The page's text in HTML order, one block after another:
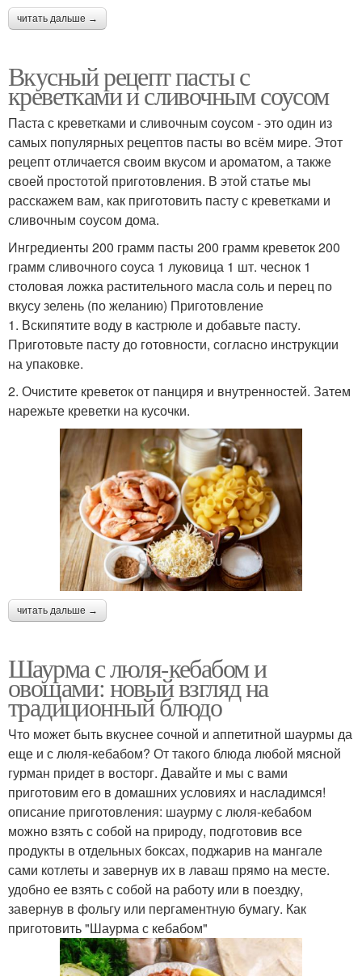
читать дальше →
Вкусный рецепт пасты с
креветками и сливочным соусом
Паста с креветками и сливочным соусом - это один из
самых популярных рецептов пасты во всём мире. Этот
рецепт отличается своим вкусом и ароматом, а также
своей простотой приготовления. В этой статье мы
расскажем вам, как приготовить пасту с креветками и
сливочным соусом дома.
Ингредиенты 200 грамм пасты 200 грамм креветок 200
грамм сливочного соуса 1 луковица 1 шт. чеснок 1
столовая ложка растительного масла соль и перец по
вкусу зелень (по желанию) Приготовление
1. Вскипятите воду в кастрюле и добавьте пасту.
Приготовьте пасту до готовности, согласно инструкции
на упаковке.
2. Очистите креветок от панциря и внутренностей. Затем
нарежьте креветки на кусочки.
читать дальше →
Шаурма с люля-кебабом и
овощами: новый взгляд на
традиционный блюдо
Что может быть вкуснее сочной и аппетитной шаурмы да
еще и с люля-кебабом? От такого блюда любой мясной
гурман придет в восторг. Давайте и мы с вами
приготовим его в домашних условиях и насладимся!
описание приготовления: шаурму с люля-кебабом
можно взять с собой на природу, подготовив все
продукты в отдельных боксах, поджарив на мангале
сами котлеты и завернув их в лаваш прямо на месте.
удобно ее взять с собой на работу или в поездку,
завернув в фольгу или пергаментную бумагу. Как
приготовить "Шаурма с кебабом"